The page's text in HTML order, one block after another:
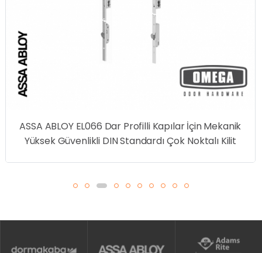
ASSA ABLOY EL066 Dar Profilli Kapılar İçin Mekanik
Yüksek Güvenlikli DIN Standardı Çok Noktalı Kilit